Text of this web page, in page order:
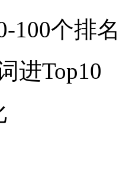
100个排名
进Top10